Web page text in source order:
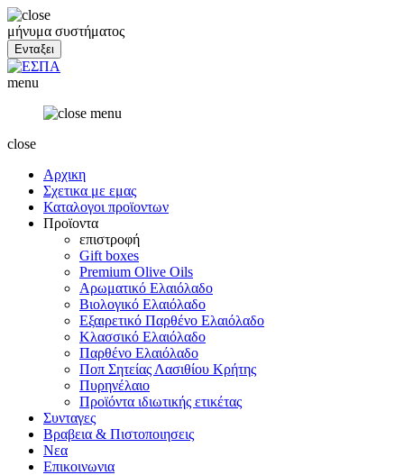
μήνυμα συστήματος
menu
close
Αρχικη
Σχετικα με εμας
Καταλογοι προϊοντων
Προϊοντα
επιστροφή
Gift boxes
Premium Olive Oils
Αρωματικό Ελαιόλαδο
Βιολογικό Ελαιόλαδο
Εξαιρετικό Παρθένο Ελαιόλαδο
Κλασσικό Ελαιόλαδο
Παρθένο Ελαιόλαδο
Ποπ Σητείας Λασιθίου Κρήτης
Πυρηνέλαιο
Προϊόντα ιδιωτικής ετικέτας
Συνταγες
Βραβεια & Πιστοποιησεις
Νεα
Επικοινωνια